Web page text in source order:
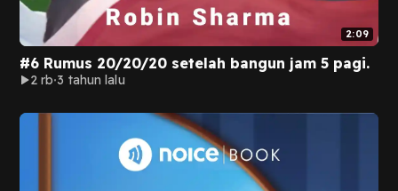
2:09
#6 Rumus 20/20/20 setelah bangun jam 5 pagi.
2 rb 3 tahun lalu